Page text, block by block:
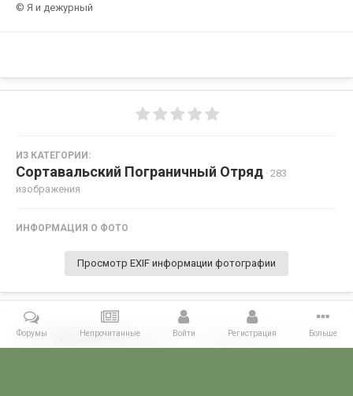
© Я и дежурный
ИЗ КАТЕГОРИИ:
Сортавальский Пограничный Отряд · 283
изображения
ИНФОРМАЦИЯ О ФОТО
Просмотр EXIF информации фотографии
Поделиться Подписчики 0
Форумы Непрочитанные Войти Регистрация Больше